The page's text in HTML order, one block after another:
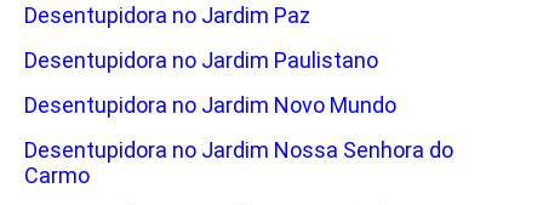
Desentupidora no Jardim Paz
Desentupidora no Jardim Paulistano
Desentupidora no Jardim Novo Mundo
Desentupidora no Jardim Nossa Senhora do
Carmo